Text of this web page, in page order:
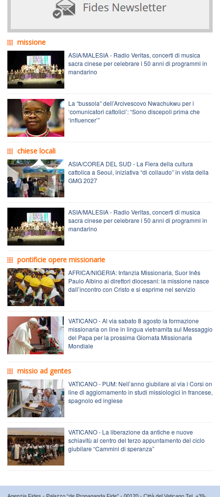
missione
ASIA/MALESIA - Radio Veritas, concerti di musica
sacra cinese per celebrare i 50 anni di programmi in
mandarino
La “bussola” dell’Arcivescovo Nwachukwu per i
‘comunicatori cattolici’: “Sono discepoli prima che
‘influencer’”
chiese locali
ASIA/COREA DEL SUD - La Fiera della cultura
cattolica a Seoul, iniziativa “di collaudo” in vista della
GMG 2027
ASIA/MALESIA - Radio Veritas, concerti di musica
sacra cinese per celebrare i 50 anni di programmi in
mandarino
pontificie opere missionarie
AFRICA/NIGERIA: Infanzia Missionaria, Suor Inês
Paulo Albino ai direttori diocesani: la missione nasce
dall’incontro con Cristo e si esprime nel servizio
VATICANO - Al via sabato 8 agosto la formazione
missionaria on line in lingua vietnamita sul Messaggio
del Papa per la prossima Giornata Missionaria
Mondiale
missio ad gentes
VATICANO - PUM: Nell’anno giubilare al via i Corsi on
line di aggiornamento in studi missiologici in francese,
spagnolo ed inglese
VATICANO - La liberazione da antiche e nuove
schiavitù al centro del terzo appuntamento del ciclo
giubilare “Cammini di speranza”